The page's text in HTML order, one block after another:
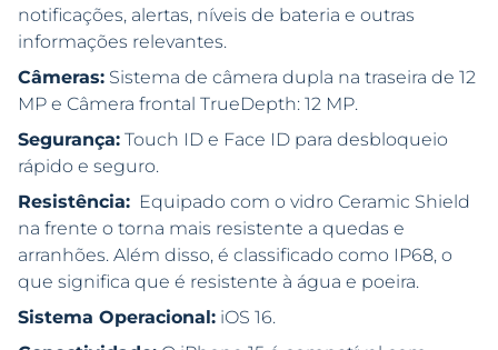
notificações, alertas, níveis de bateria e outras
informações relevantes.
Câmeras: Sistema de câmera dupla na traseira de 12
MP e Câmera frontal TrueDepth: 12 MP.
Segurança: Touch ID e Face ID para desbloqueio
rápido e seguro.
Resistência: Equipado com o vidro Ceramic Shield
na frente o torna mais resistente a quedas e
arranhões. Além disso, é classificado como IP68, o
que significa que é resistente à água e poeira.
Sistema Operacional: iOS 16.